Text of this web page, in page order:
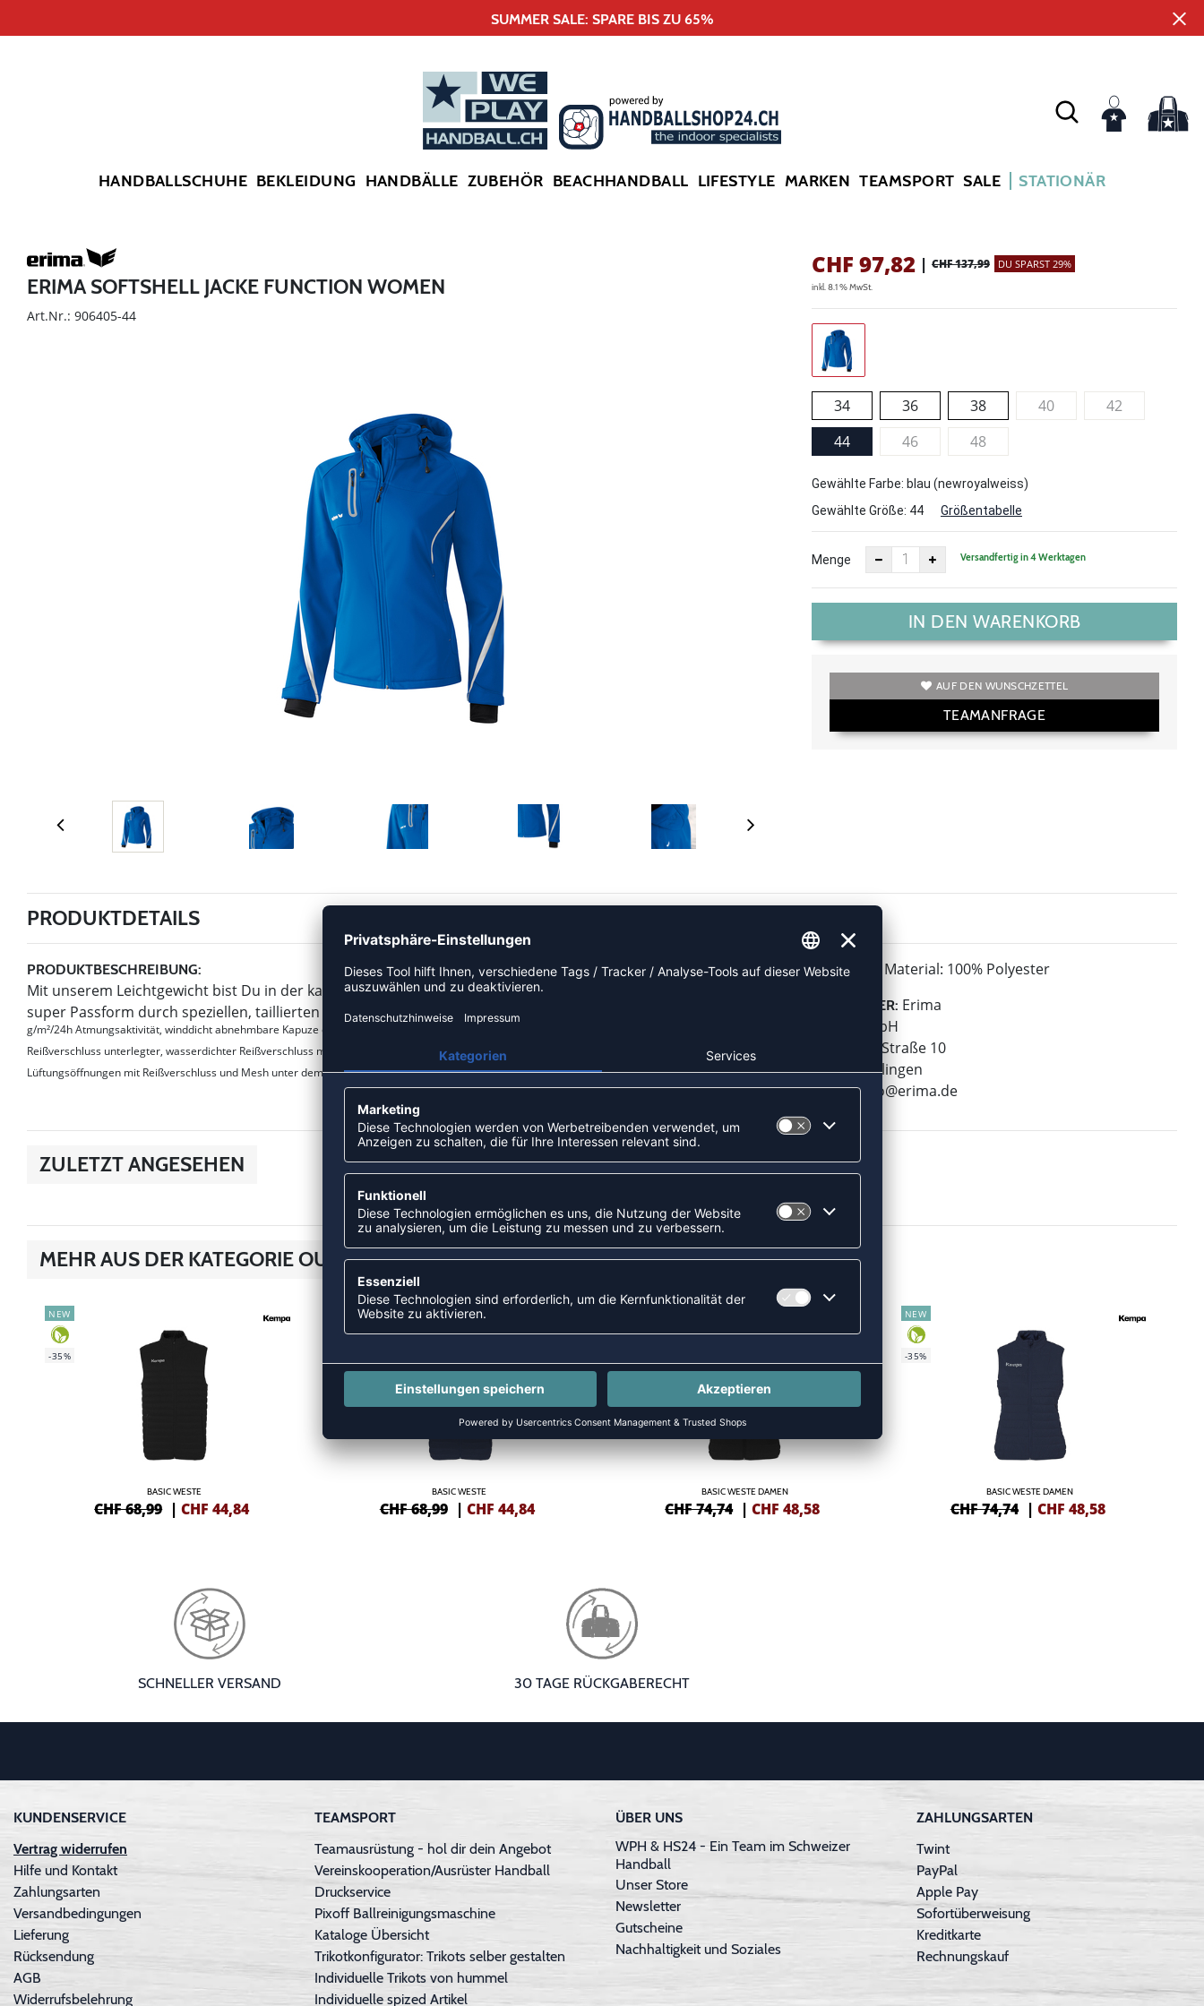
SUMMER SALE: SPARE BIS ZU 65%
HANDBALLSCHUHE BEKLEIDUNG HANDBÄLLE ZUBEHÖR BEACHHANDBALL LIFESTYLE MARKEN TEAMSPORT SALE STATIONÄR
ERIMA SOFTSHELL JACKE FUNCTION WOMEN
Art.Nr.: 906405-44
CHF 97,82 | CHF 137,99 DU SPARST 29%
inkl. 8.1 % MwSt.
34 36 38 40
42
44
46 48
Gewählte Farbe: blau (newroyalweiss)
Gewählte Größe: 44 Größentabelle
Menge Versandfertig in 4 Werktagen
IN DEN WARENKORB
AUF DEN WUNSCHZETTEL
TEAMANFRAGE
PRODUKTDETAILS
PRODUKTBESCHREIBUNG:
Mit unserem Leichtgewicht bist Du in der kalten Jahreszeit perfekt für jede Sport- und Freizeitaktivität gerüstet.
super Passform durch speziellen, taillierten Damenschnitt ERIMA TEX
g/m²/24h Atmungsaktivität, winddicht abnehmbare Kapuze elastisches Material für angenehmen Tragekomfort seitliche Eingrifftaschen mit
Reißverschluss unterlegter, wasserdichter Reißverschluss mit Kinnschutz für angenehmes Tragegefühl reflektierende Brusttasche mit Reißverschluss
Lüftungsöffnungen mit Reißverschluss und Mesh unter dem Arm Handstulpen Ärmelsaum mit Klettverschluss offener Saumabschluss mit Kordelzug
MATERIAL: Material: 100% Polyester
HERSTELLER: Erima
Erima GmbH
Carl-Zeiss-Straße 10
72793 Pfullingen
E-Mail:info@erima.de
ZULETZT ANGESEHEN
MEHR AUS DER KATEGORIE OUTDOORJACKEN
NEW
-35%
BASIC WESTE
CHF 68,99 |CHF 44,84
BASIC WESTE
CHF 68,99 | CHF 44,84
BASIC WESTE DAMEN
CHF 74,74 |CHF 48,58
NEW
-35%
BASIC WESTE DAMEN
CHF 74,74 | CHF 48,58
SCHNELLER VERSAND 30 TAGE RÜCKGABERECHT
KUNDENSERVICE
Vertrag widerrufen
Hilfe und Kontakt
Zahlungsarten
Versandbedingungen
Lieferung
Rücksendung
AGB
Widerrufsbelehrung
TEAMSPORT
Teamausrüstung - hol dir dein Angebot
Vereinskooperation/Ausrüster Handball
Druckservice
Pixoff Ballreinigungsmaschine
Kataloge Übersicht
Trikotkonfigurator: Trikots selber gestalten
Individuelle Trikots von hummel
Individuelle spized Artikel
ÜBER UNS
WPH & HS24 - Ein Team im Schweizer
Handball
Unser Store
Newsletter
Gutscheine
Nachhaltigkeit und Soziales
ZAHLUNGSARTEN
Twint
PayPal
Apple Pay
Sofortüberweisung
Kreditkarte
Rechnungskauf